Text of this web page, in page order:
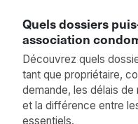
Quels dossiers
association
Découvrez quels
tant que propriétaire,
demande, les délais
et la différence entre
essentiels.